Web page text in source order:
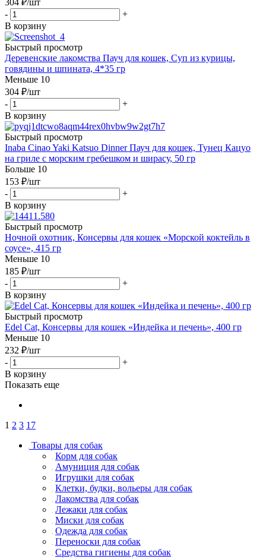
-
+
В корзину
Быстрый просмотр
Деревенские лакомства Пауч для кошек, Суп из курицы,
говядины и шпината, 4*35 гр
Меньше 10
304 ₽/шт
-
+
В корзину
Быстрый просмотр
Inaba Cinao Yaki Katsuo Dinner Пауч для кошек, Тунец Кацуо
на гриле с морским гребешком и ширасу, 50 гр
Больше 10
153 ₽/шт
-
+
В корзину
Быстрый просмотр
Ночной охотник, Консервы для кошек «Морской коктейль в
соусе», 415 гр
Меньше 10
185 ₽/шт
-
+
В корзину
Быстрый просмотр
Edel Cat, Консервы для кошек «Индейка и печень», 400 гр
Меньше 10
232 ₽/шт
-
+
В корзину
Показать еще
1 2 3 17
Товары для собак
Корм для собак
Амуниция для собак
Игрушки для собак
Клетки, будки, вольеры для собак
Лакомства для собак
Лежаки для собак
Миски для собак
Одежда для собак
Переноски для собак
Средства гигиены для собак